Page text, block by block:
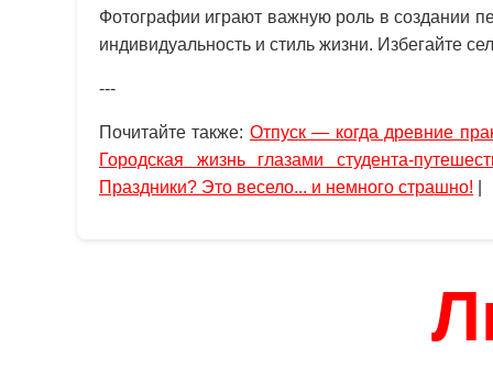
Фотографии играют важную роль в создании
индивидуальность и стиль жизни. Избегайте
---
Почитайте также: Отпуск — когда древние
Городская жизнь глазами студента-
Праздники? Это весело... и немного страшно!